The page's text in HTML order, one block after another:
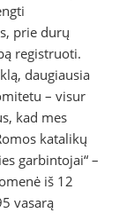
prie durų
registruoti.
daugiausia
– visur
kad mes
katalikų
garbintojai“ –
iš 12
vasarą